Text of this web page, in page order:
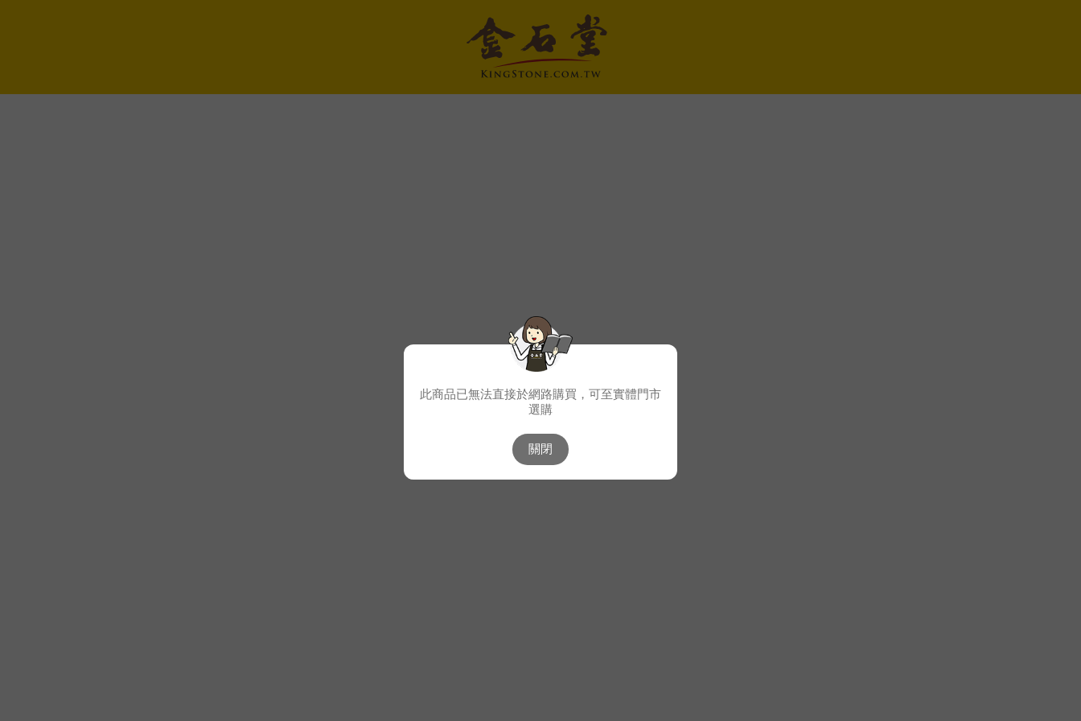
此商品已無法直接於網路購買，可至實體門市
選購
關閉